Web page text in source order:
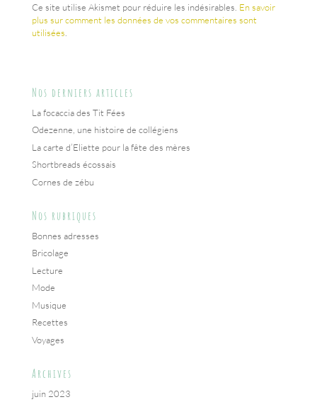
Ce site utilise Akismet pour réduire les indésirables. En savoir
plus sur comment les données de vos commentaires sont
utilisées
Nos derniers articles
La focaccia des Tit Fées
Odezenne, une histoire de collégiens
La carte d’Eliette pour la fête des mères
Shortbreads écossais
Cornes de zébu
Nos rubriques
Bonnes adresses
Bricolage
Lecture
Mode
Musique
Recettes
Voyages
Archives
juin 2023